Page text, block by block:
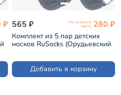
₽ 565 ₽ по клубной
карте 280 ₽
Комплект из 5 пар детских
носков RuSocks (Орудьевский
Добавить в корзину